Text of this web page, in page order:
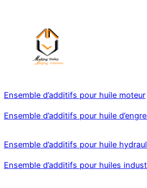
Ensemble d’additifs pour huile moteur
Ensemble d’additifs pour huile
Ensemble d’additifs pour huile
Ensemble d’additifs pour huiles